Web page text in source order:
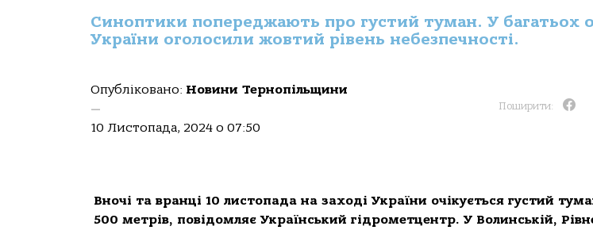
Синоптики попереджають про густий туман. У багатьох
України оголосили жовтий рівень небезпечності.
Опубліковано: Новини Тернопільщини
—
10 Листопада, 2024 о 07:50
Поширити:
Вночі та вранці 10 листопада на заході України очікується густий
500 метрів, повідомляє Український гідрометцентр. У Волинській,